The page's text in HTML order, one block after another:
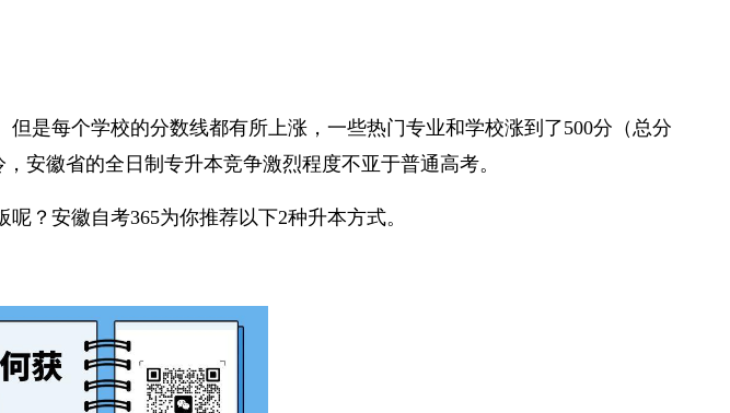
是每个学校的分数线都有所上涨，一些热门专业和学校涨到了500分（总分
安徽省的全日制专升本竞争激烈程度不亚于普通高考。
？安徽自考365为你推荐以下2种升本方式。